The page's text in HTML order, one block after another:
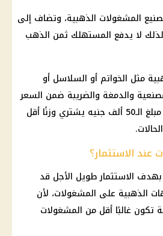
المشغولات الذهبية، وتضاف إلى
لذلك لا يدفع المستهلك ثمن الذهب
مثل الخواتم أو السلاسل أو
والدمغة والضريبة ضمن السعر
النهائي، ما يجعل نفس مبلغ الـ50 ألف جنيه يشتري وزنًا أقل
عند الاستثمار؟
بهدف الاستثمارطويل الأجل قد
الذهبية على المشغولات، لأن
تكون غالبًا أقل من المشغولات